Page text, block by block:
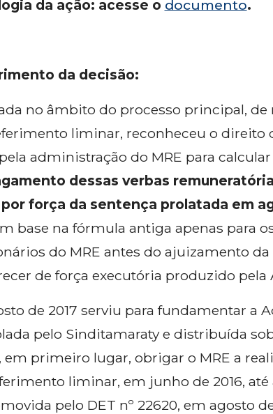
da ação: acesse o documento.
da decisão:
no âmbito do processo principal, de
liminar, reconheceu o direito
administração do MRE para calcular
dessas verbas
força da sentença prolatada em
base na fórmula antiga apenas para
do MRE antes do ajuizamento
de força executória produzido pela
de 2017 serviu para fundamentar a
pelo Sinditamaraty e distribuída sob
em primeiro lugar, obrigar o MRE a
liminar, em junho de 2016,
pelo DET nº 22620, em agosto